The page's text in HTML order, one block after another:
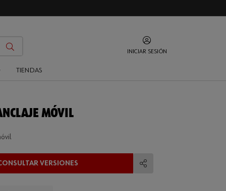
INICIAR SESIÓN
TIENDAS
MÓVIL
VERSIONES
Compartir